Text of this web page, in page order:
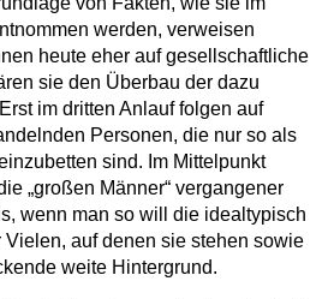
werden, verweisen
heute eher auf gesellschaftliche
sie den Überbau der dazu
im dritten Anlauf folgen auf
Personen, die nur so als
sind. Im Mittelpunkt
„großen Männer“ vergangener
wenn man so will die idealtypisch
auf denen sie stehen sowie
weite Hintergrund.